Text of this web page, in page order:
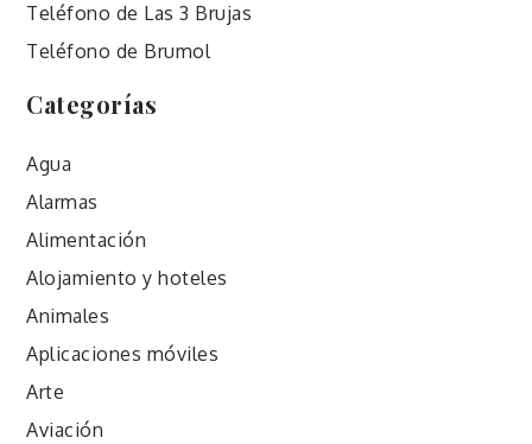
Teléfono de Las 3 Brujas
Teléfono de Brumol
Categorías
Agua
Alarmas
Alimentación
Alojamiento y hoteles
Animales
Aplicaciones móviles
Arte
Aviación